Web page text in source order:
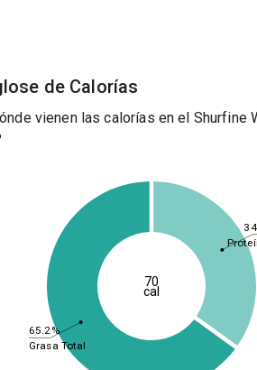
de Calorías
vienen las calorías en el Shurfine
65.2%
Grasa Total
70
cal